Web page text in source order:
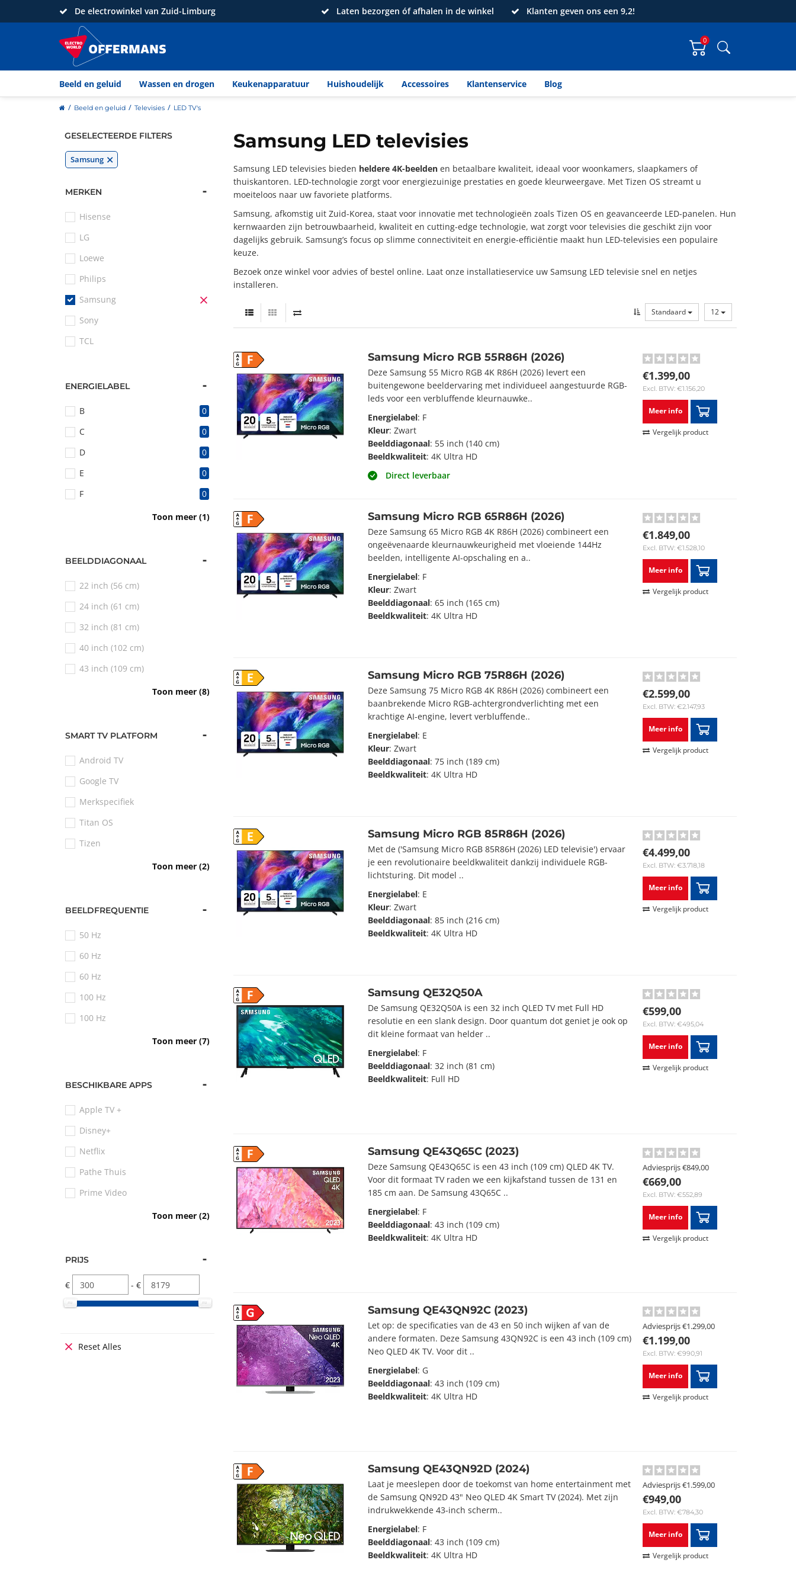
De electrowinkel van Zuid-Limburg Laten bezorgen óf afhalen in de winkel Klanten geven ons een 9,2!
0
Beeld en geluid Wassen en drogen Keukenapparatuur Huishoudelijk Accessoires Klantenservice Blog
homeBeeld en geluid Televisies LED TV's
GESELECTEERDE FILTERS
Samsung
MERKEN
Hisense
LG
Loewe
Philips
Samsung
Sony
TCL
ENERGIELABEL
B
0
C
0
D
0
E
0
F
0
0
Toon meer (1)
BEELDDIAGONAAL
22 inch (56 cm)
24 inch (61 cm)
32 inch (81 cm)
40 inch (102 cm)
43 inch (109 cm)
65 inch (165 cm)
Toon meer (8)
SMART TV PLATFORM
Android TV
Google TV
Merkspecifiek
Titan OS
Tizen
Toon meer (2)
BEELDFREQUENTIE
50 Hz
60 Hz
60 Hz
100 Hz
100 Hz
144 Hz
Toon meer (7)
BESCHIKBARE APPS
Apple TV +
Disney+
Netflix
Pathe Thuis
Prime Video
Toon meer (2)
PRIJS
€ - €
Reset Alles
Samsung LED televisies
Samsung LED televisies bieden heldere 4K-beeldenen betaalbare kwaliteit, ideaal voor woonkamers, slaapkamers of
thuiskantoren. LED-technologie zorgt voor energiezuinige prestaties en goede kleurweergave. Met Tizen OS streamt u
moeiteloos naar uw favoriete platforms.
Samsung, afkomstig uit Zuid-Korea, staat voor innovatie met technologieën zoals Tizen OS en geavanceerde LED-panelen. Hun
kernwaarden zijn betrouwbaarheid, kwaliteit en cutting-edge technologie, wat zorgt voor televisies die geschikt zijn voor
dagelijks gebruik. Samsung’s focus op slimme connectiviteit en energie-efficiëntie maakt hun LED-televisies een populaire
keuze.
Bezoek onze winkel voor advies of bestel online. Laat onze installatieservice uw Samsung LED televisie snel en netjes
installeren.
Standaard 12
F Samsung Micro RGB 55R86H (2026)
Deze Samsung 55 Micro RGB 4K R86H (2026) levert een
buitengewone beeldervaring met individueel aangestuurde RGB-
leds voor een verbluffende kleurnauwke..
Energielabel: F
Kleur: Zwart
Beelddiagonaal: 55 inch (140 cm)
Beeldkwaliteit: 4K Ultra HD
Direct leverbaar
€1.399,00
Excl. BTW: €1.156,20
Meer info
Vergelijk product
F Samsung Micro RGB 65R86H (2026)
Deze Samsung 65 Micro RGB 4K R86H (2026) combineert een
ongeëvenaarde kleurnauwkeurigheid met vloeiende 144Hz
beelden, intelligente AI-opschaling en a..
Energielabel: F
Kleur: Zwart
Beelddiagonaal: 65 inch (165 cm)
Beeldkwaliteit: 4K Ultra HD
€1.849,00
Excl. BTW: €1.528,10
Meer info
Vergelijk product
E Samsung Micro RGB 75R86H (2026)
Deze Samsung 75 Micro RGB 4K R86H (2026) combineert een
baanbrekende Micro RGB-achtergrondverlichting met een
krachtige AI-engine, levert verbluffende..
Energielabel: E
Kleur: Zwart
Beelddiagonaal: 75 inch (189 cm)
Beeldkwaliteit: 4K Ultra HD
€2.599,00
Excl. BTW: €2.147,93
Meer info
Vergelijk product
E Samsung Micro RGB 85R86H (2026)
Met de ('Samsung Micro RGB 85R86H (2026) LED televisie') ervaar
je een revolutionaire beeldkwaliteit dankzij individuele RGB-
lichtsturing. Dit model ..
Energielabel: E
Kleur: Zwart
Beelddiagonaal: 85 inch (216 cm)
Beeldkwaliteit: 4K Ultra HD
€4.499,00
Excl. BTW: €3.718,18
Meer info
Vergelijk product
F Samsung QE32Q50A
De Samsung QE32Q50A is een 32 inch QLED TV met Full HD
resolutie en een slank design. Door quantum dot geniet je ook op
dit kleine formaat van helder ..
Energielabel: F
Beelddiagonaal: 32 inch (81 cm)
Beeldkwaliteit: Full HD
€599,00
Excl. BTW: €495,04
Meer info
Vergelijk product
F Samsung QE43Q65C (2023)
Deze Samsung QE43Q65C is een 43 inch (109 cm) QLED 4K TV.
Voor dit formaat TV raden we een kijkafstand tussen de 131 en
185 cm aan. De Samsung 43Q65C ..
Energielabel: F
Beelddiagonaal: 43 inch (109 cm)
Beeldkwaliteit: 4K Ultra HD
Adviesprijs€849,00
€669,00
Excl. BTW: €552,89
Meer info
Vergelijk product
G Samsung QE43QN92C (2023)
Let op: de specificaties van de 43 en 50 inch wijken af van de
andere formaten. Deze Samsung 43QN92C is een 43 inch (109 cm)
Neo QLED 4K TV. Voor dit ..
Energielabel: G
Beelddiagonaal: 43 inch (109 cm)
Beeldkwaliteit: 4K Ultra HD
Adviesprijs€1.299,00
€1.199,00
Excl. BTW: €990,91
Meer info
Vergelijk product
F Samsung QE43QN92D (2024)
Laat je meeslepen door de toekomst van home entertainment met
de Samsung QN92D 43" Neo QLED 4K Smart TV (2024). Met zijn
indrukwekkende 43-inch scherm..
Energielabel: F
Beelddiagonaal: 43 inch (109 cm)
Beeldkwaliteit: 4K Ultra HD
Adviesprijs€1.599,00
€949,00
Excl. BTW: €784,30
Meer info
Vergelijk product